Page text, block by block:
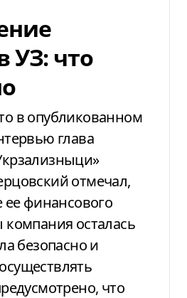
УЗ: что
в опубликованном
глава
отмечал,
ее финансового
компания осталась
безопасно и
что